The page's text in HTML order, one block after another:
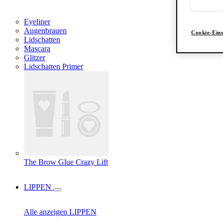
Eyeliner
Augenbrauen
Lidschatten
Mascara
Glitzer
Lidschatten Primer
The Brow Glue Crazy Lift
LIPPEN
Alle anzeigen LIPPEN
Cookie-